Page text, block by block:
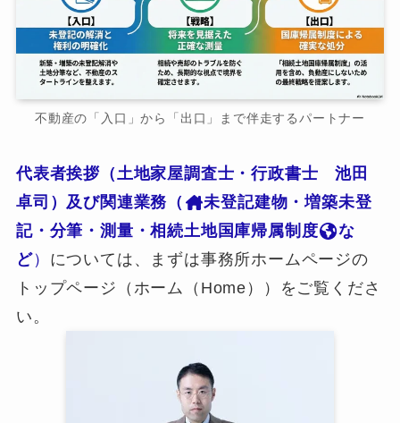
不動産の「入口」から「出口」まで伴走するパートナー
代表者挨拶（土地家屋調査士・行政書士 池田
卓司）及び関連業務（
未登記建物・増築未登
記・分筆・測量・相続土地国庫帰属制度
な
ど） については、まずは事務所ホームページの
トップページ（ホーム（Home））をご覧くださ
い。